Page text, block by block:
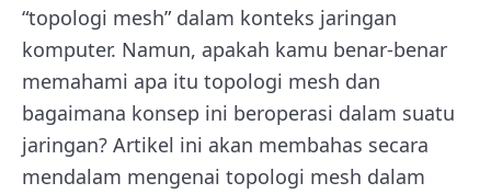
“topologi mesh” dalam konteks jaringan
komputer. Namun, apakah kamu benar-benar
memahami apa itu topologi mesh dan
bagaimana konsep ini beroperasi dalam suatu
jaringan? Artikel ini akan membahas secara
mendalam mengenai topologi mesh dalam